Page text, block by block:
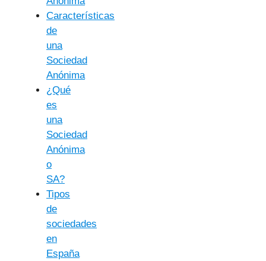
Características
de
una
Sociedad
Anónima
¿Qué
es
una
Sociedad
Anónima
o
SA?
Tipos
de
sociedades
en
España